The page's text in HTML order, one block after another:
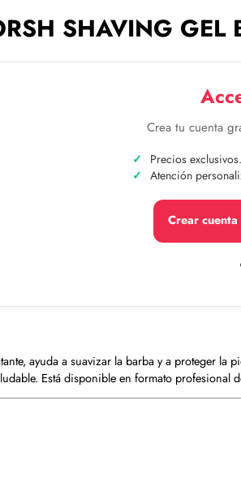
SHAVING GEL
Crea tu cuenta
Precios exclusivos.
Atención
Crear
ayuda a suavizar la barba y a proteger
Está disponible en formato profesional